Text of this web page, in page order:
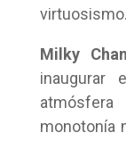
virtuosismo.
Milky
inaugurar
monotonía